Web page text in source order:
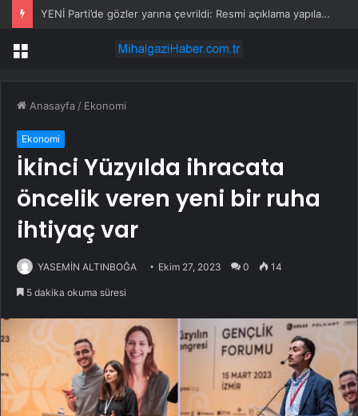
YENİ Parti’de gözler yarına çevrildi: Resmi açıklama yapılacak
Menü
Anasayfa / Ekonomi
Ekonomi
İkinci Yüzyılda ihracata
öncelik veren yeni bir ruha
ihtiyaç var
YASEMİN ALTINBOĞA Ekim 27, 2023 0 14
5 dakika okuma süresi